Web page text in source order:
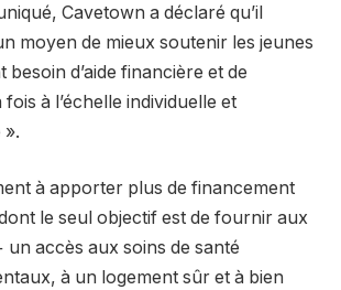
Cavetown a déclaré qu’il
moyen de mieux soutenir les jeunes
besoin d’aide financière et de
à l’échelle individuelle et
à apporter plus de financement
le seul objectif est de fournir aux
un accès aux soins de santé
à un logement sûr et à bien